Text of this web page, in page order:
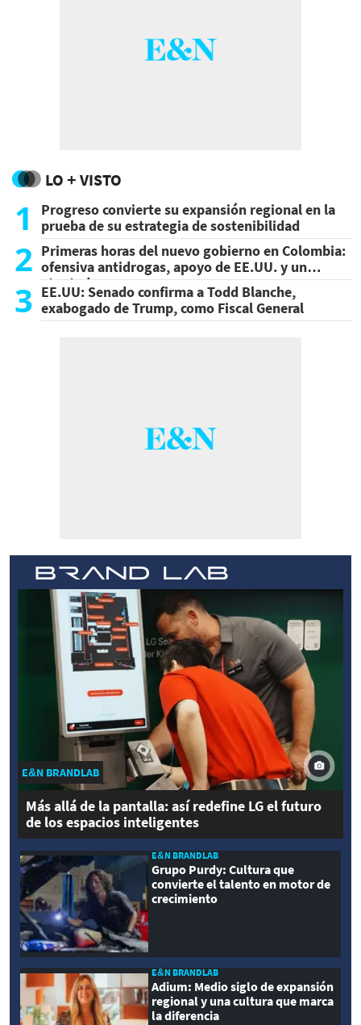
LO + VISTO
1
Progreso convierte su expansión regional en la
prueba de su estrategia de sostenibilidad
2 Primeras horas del nuevo gobierno en Colombia:
ofensiva antidrogas, apoyo de EE.UU. y un
atentado
3 EE.UU: Senado confirma a Todd Blanche,
exabogado de Trump, como Fiscal General
E&N BRANDLAB
Más allá de la pantalla: así redefine LG el futuro
de los espacios inteligentes
E&N BRANDLAB
Grupo Purdy: Cultura que
convierte el talento en motor de
crecimiento
E&N BRANDLAB
Adium: Medio siglo de expansión
regional y una cultura que marca
la diferencia